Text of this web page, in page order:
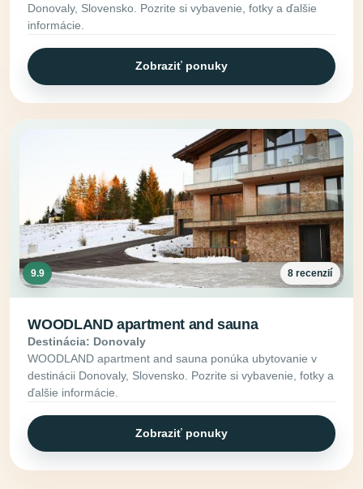
Donovaly, Slovensko. Pozrite si vybavenie, fotky a ďalšie
informácie.
Zobraziť ponuky
9.9 8 recenzií
WOODLAND apartment and sauna
Destinácia: Donovaly
WOODLAND apartment and sauna ponúka ubytovanie v
destinácii Donovaly, Slovensko. Pozrite si vybavenie, fotky a
ďalšie informácie.
Zobraziť ponuky